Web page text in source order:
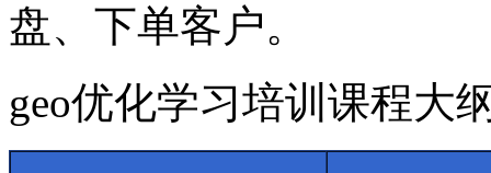
盘、下单客户。
geo优化学习培训课程大